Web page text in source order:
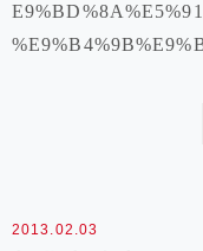
2013.02.03